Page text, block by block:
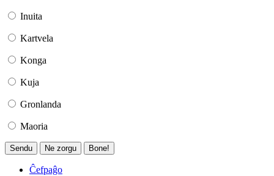
Inuita
Kartvela
Konga
Kuja
Gronlanda
Maoria
Sendu Ne zorgu Bone!
Ĉefpaĝo